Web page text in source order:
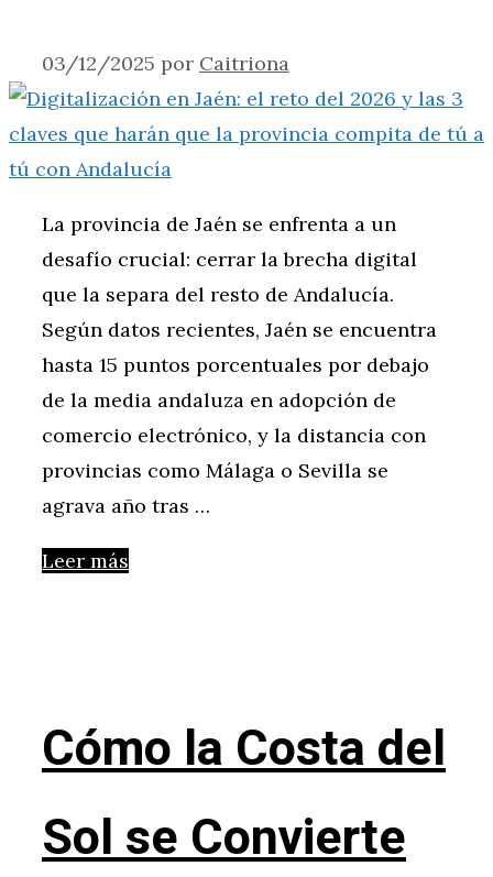
03/12/2025 por Caitriona
La provincia de Jaén se enfrenta a un
desafío crucial: cerrar la brecha digital
que la separa del resto de Andalucía.
Según datos recientes, Jaén se encuentra
hasta 15 puntos porcentuales por debajo
de la media andaluza en adopción de
comercio electrónico, y la distancia con
provincias como Málaga o Sevilla se
agrava año tras …
Leer más
Cómo la Costa del
Sol se Convierte